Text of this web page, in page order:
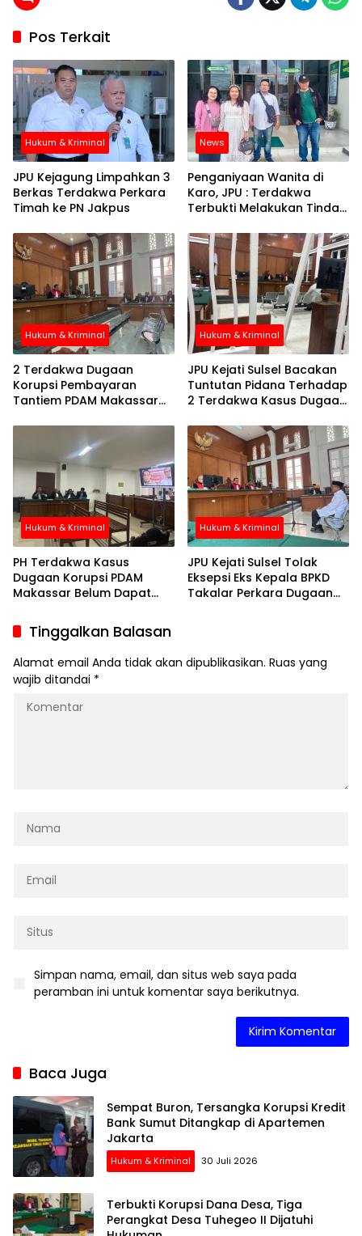
Pos Terkait
Hukum & Kriminal
JPU Kejagung Limpahkan 3
Berkas Terdakwa Perkara
Timah ke PN Jakpus
News
Penganiyaan Wanita di
Karo, JPU : Terdakwa
Terbukti Melakukan Tindak
Hukum & Kriminal
2 Terdakwa Dugaan
Korupsi Pembayaran
Tantiem PDAM Makassar
Dakwaan JPU Kejati Sulsel
Hukum & Kriminal
JPU Kejati Sulsel Bacakan
Tuntutan Pidana Terhadap
2 Terdakwa Kasus Dugaan
Kota Makassar Tahun
2017-2020
Hukum & Kriminal
PH Terdakwa Kasus
Dugaan Korupsi PDAM
Makassar Belum Dapat
Atas Tuntutan JPU Kejati
Sulsel
Hukum & Kriminal
JPU Kejati Sulsel Tolak
Eksepsi Eks Kepala BPKD
Takalar Perkara Dugaan
Tinggalkan Balasan
Alamat email Anda tidak akan dipublikasikan. Ruas yang
wajib ditandai *
Simpan nama, email, dan situs web saya pada
peramban ini untuk komentar saya berikutnya.
Baca Juga
Sempat Buron, Tersangka Korupsi Kredit
Bank Sumut Ditangkap di Apartemen
Jakarta
Hukum & Kriminal 30 Juli 2026
Terbukti Korupsi Dana Desa, Tiga
Perangkat Desa Tuhegeo II Dijatuhi